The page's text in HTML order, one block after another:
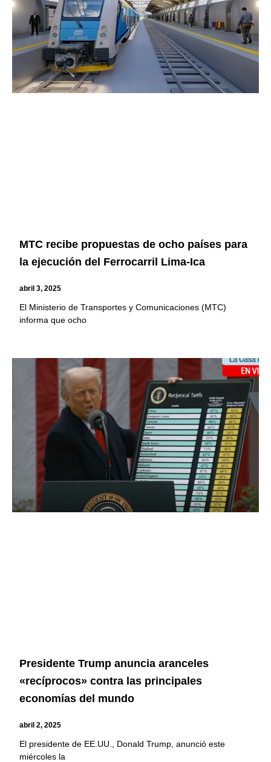
MTC recibe propuestas de ocho países para
la ejecución del Ferrocarril Lima-Ica
abril 3, 2025
El Ministerio de Transportes y Comunicaciones (MTC)
informa que ocho
Presidente Trump anuncia aranceles
«recíprocos» contra las principales
economías del mundo
abril 2, 2025
El presidente de EE.UU., Donald Trump, anunció este
miércoles la